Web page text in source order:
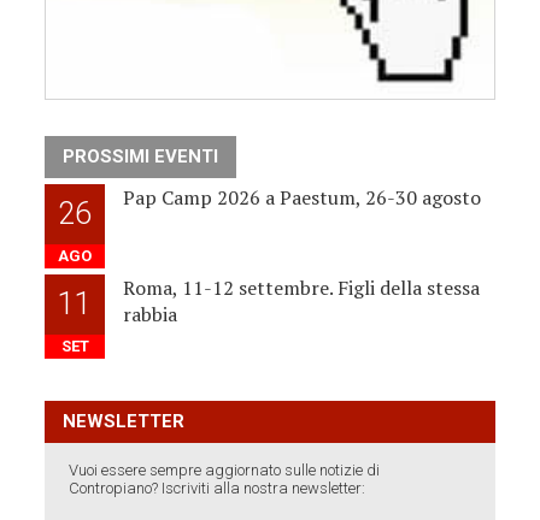
PROSSIMI EVENTI
26
AGO
Pap Camp 2026 a Paestum, 26-30 agosto
11
SET
Roma, 11-12 settembre. Figli della stessa
rabbia
NEWSLETTER
Vuoi essere sempre aggiornato sulle notizie di
Contropiano? Iscriviti alla nostra newsletter: